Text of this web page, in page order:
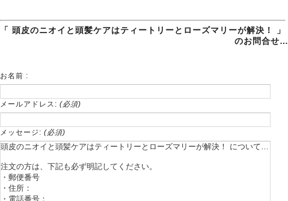
「 頭皮のニオイと頭髪ケアはティートリーとローズマリーが解決！ 」
のお問合せ…
お名前 :
メールアドレス: (必須)
メッセージ: (必須)